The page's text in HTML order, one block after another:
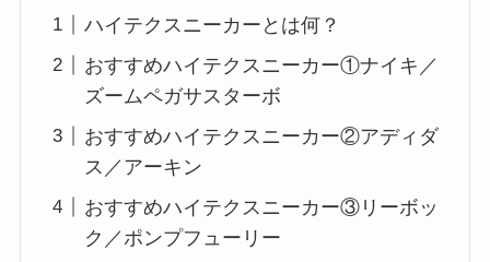
ハイテクスニーカーとは何？
おすすめハイテクスニーカー①ナイキ／
ズームペガサスターボ
おすすめハイテクスニーカー②アディダ
ス／アーキン
おすすめハイテクスニーカー③リーボッ
ク／ポンプフューリー